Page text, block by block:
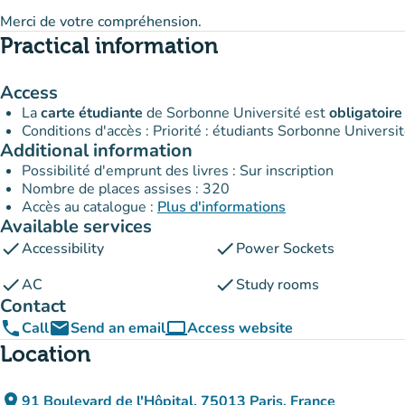
Merci de votre compréhension.
Practical information
Access
Lacarte étudiante de Sorbonne Université estobligatoire
Conditions d'accès : Priorité : étudiants Sorbonne
Additional information
Possibilité d'emprunt des livres : Sur inscription
Nombre de places assises : 320
Accès au catalogue : Plus d'informations
Available services
checkAccessibility checkPower Sockets
checkAC checkStudy rooms
Contact
phoneCallemailSend an emailcomputerAccess website
(new tab)
Location